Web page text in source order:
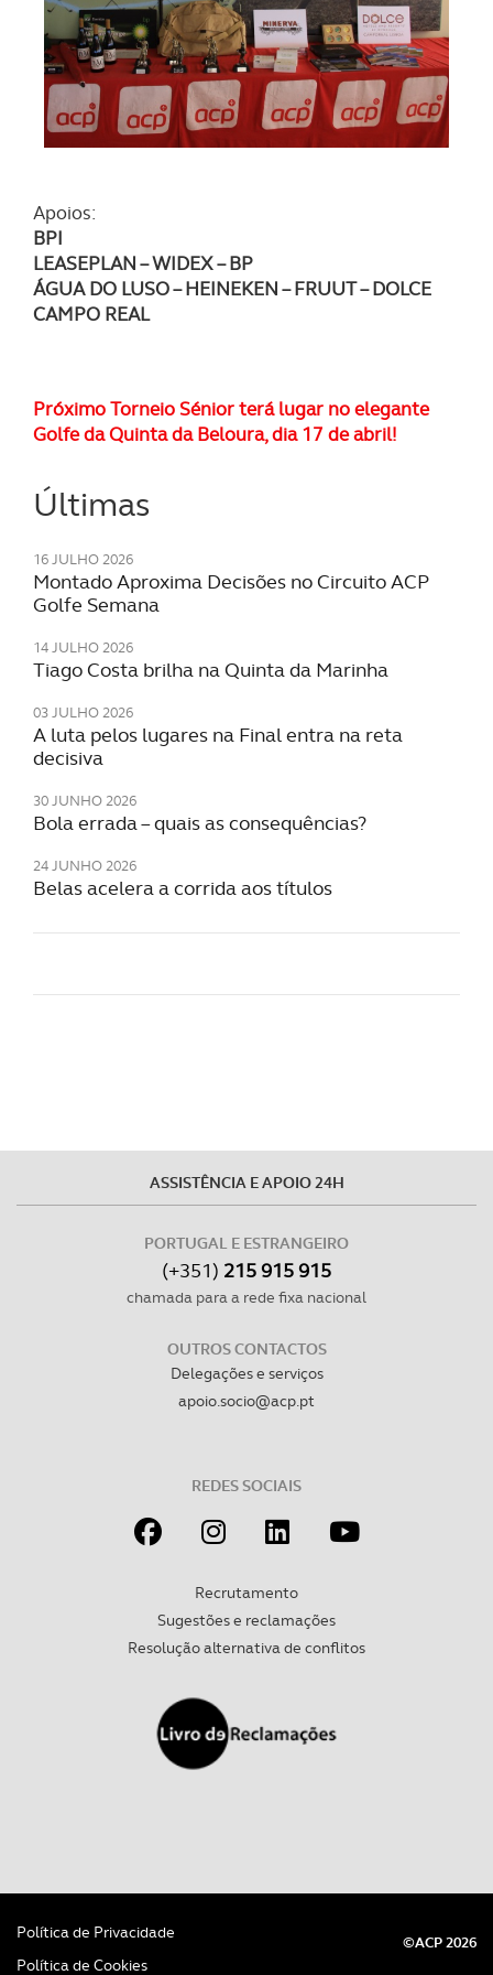
experiência de navegação no Website e nos serviços
disponibilizados.
Consulte a política de cookies do site.
Apoios:
BPI
LEASEPLAN – WIDEX – BP
ÁGUA DO LUSO – HEINEKEN – FRUUT – DOLCE
CAMPO REAL
Próximo Torneio Sénior terá lugar no elegante
Golfe da Quinta da Beloura, dia 17 de abril!
Últimas
16 JULHO 2026
Montado Aproxima Decisões no Circuito ACP
Golfe Semana
14 JULHO 2026
Tiago Costa brilha na Quinta da Marinha
03 JULHO 2026
A luta pelos lugares na Final entra na reta
decisiva
30 JUNHO 2026
Bola errada – quais as consequências?
24 JUNHO 2026
Belas acelera a corrida aos títulos
ASSISTÊNCIA E APOIO 24H
PORTUGAL E ESTRANGEIRO
(+351) 215 915 915
chamada para a rede fixa nacional
OUTROS CONTACTOS
Delegações e serviços
apoio.socio@acp.pt
REDES SOCIAIS
Recrutamento
Sugestões e reclamações
Resolução alternativa de conflitos
Política de Privacidade
Política de Cookies
©ACP 2026